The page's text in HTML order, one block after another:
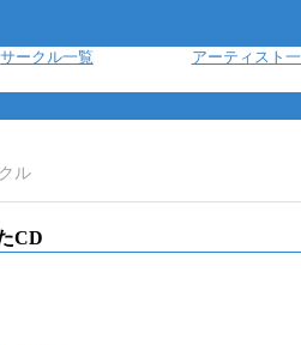
サークル一覧 アーティスト
ル
CD